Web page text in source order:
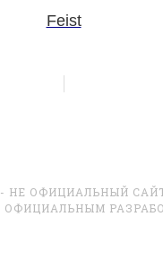
Feist
- НЕ ОФИЦИАЛЬНЫЙ
ОФИЦИАЛЬНЫМ